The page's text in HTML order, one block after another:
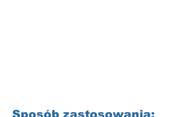
Sposób zastosowania: